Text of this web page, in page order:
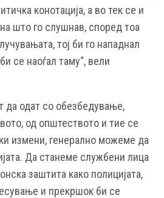
конотација, а во тек се и
што го слушнав, според тоа
тој би го нападнал
се наоѓал таму“, вели
да одат со обезбедување,
од општеството и тие се
измени, генерално можеме да
Да станеме службени лица
заштита како полицијата,
и прекршок би се